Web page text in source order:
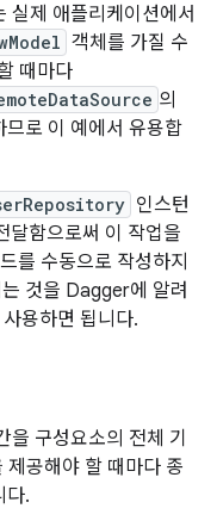
실제 애플리케이션에서
객체를 가질 수
때마다
의
로 이 예에서 유용합
인스턴
달함으로써 이 작업을
를 수동으로 작성하지
것을 Dagger에 알려
용하면 됩니다.
구성요소의 전체 기
제공해야 할 때마다 종
다.